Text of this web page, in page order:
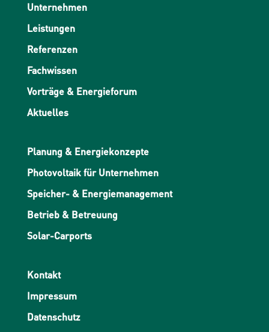
Unternehmen
Leistungen
Referenzen
Fachwissen
Vorträge & Energieforum
Aktuelles
Planung & Energiekonzepte
Photovoltaik für Unternehmen
Speicher- & Energiemanagement
Betrieb & Betreuung
Solar-Carports
Kontakt
Impressum
Datenschutz